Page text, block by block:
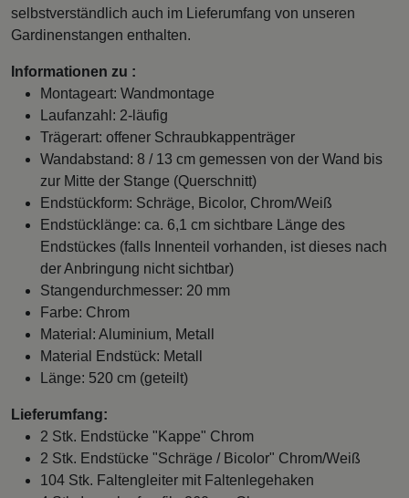
selbstverständlich auch im Lieferumfang von unseren
Gardinenstangen enthalten.
Informationen zu :
Montageart: Wandmontage
Laufanzahl: 2-läufig
Trägerart: offener Schraubkappenträger
Wandabstand: 8 / 13 cm gemessen von der Wand bis
zur Mitte der Stange (Querschnitt)
Endstückform: Schräge, Bicolor, Chrom/Weiß
Endstücklänge: ca. 6,1 cm sichtbare Länge des
Endstückes (falls Innenteil vorhanden, ist dieses nach
der Anbringung nicht sichtbar)
Stangendurchmesser: 20 mm
Farbe: Chrom
Material: Aluminium, Metall
Material Endstück: Metall
Länge: 520 cm (geteilt)
Lieferumfang:
2 Stk. Endstücke "Kappe" Chrom
2 Stk. Endstücke "Schräge / Bicolor" Chrom/Weiß
104 Stk. Faltengleiter mit Faltenlegehaken